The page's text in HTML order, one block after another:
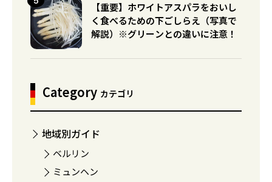
【重要】ホワイトアスパラをおいし
く食べるための下ごしらえ（写真で
解説）※グリーンとの違いに注意！
Category カテゴリ
地域別ガイド
ベルリン
ミュンヘン